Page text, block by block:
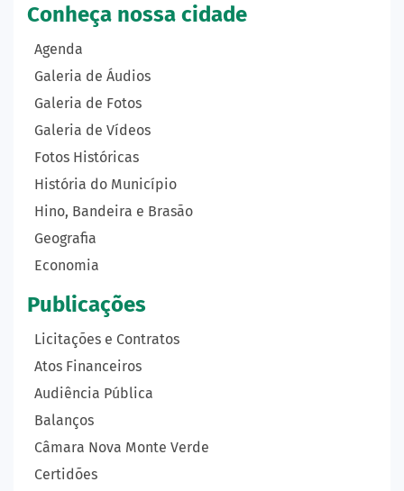
Conheça nossa cidade
Agenda
Galeria de Áudios
Galeria de Fotos
Galeria de Vídeos
Fotos Históricas
História do Município
Hino, Bandeira e Brasão
Geografia
Economia
Publicações
Licitações e Contratos
Atos Financeiros
Audiência Pública
Balanços
Câmara Nova Monte Verde
Certidões